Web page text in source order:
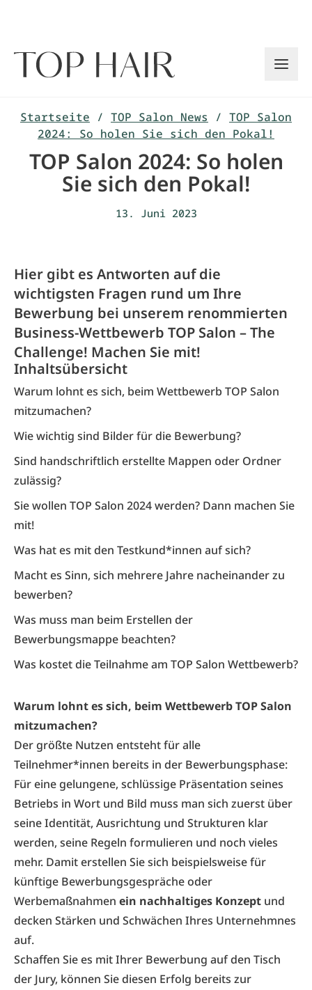
Startseite / TOP Salon News / TOP Salon
2024: So holen Sie sich den Pokal!
TOP Salon 2024: So holen
Sie sich den Pokal!
13. Juni 2023
Hier gibt es Antworten auf die
wichtigsten Fragen rund um Ihre
Bewerbung bei unserem renommierten
Business-Wettbewerb TOP Salon – The
Challenge! Machen Sie mit!
Inhaltsübersicht
Warum lohnt es sich, beim Wettbewerb TOP Salon
mitzumachen?
Wie wichtig sind Bilder für die Bewerbung?
Sind handschriftlich erstellte Mappen oder Ordner
zulässig?
Sie wollen TOP Salon 2024 werden? Dann machen Sie
mit!
Was hat es mit den Testkund*innen auf sich?
Macht es Sinn, sich mehrere Jahre nacheinander zu
bewerben?
Was muss man beim Erstellen der
Bewerbungsmappe beachten?
Was kostet die Teilnahme am TOP Salon Wettbewerb?
Warum lohnt es sich, beim Wettbewerb TOP Salon
mitzumachen?
Der größte Nutzen entsteht für alle
Teilnehmer*innen bereits in der Bewerbungsphase:
Für eine gelungene, schlüssige Präsentation seines
Betriebs in Wort und Bild muss man sich zuerst über
seine Identität, Ausrichtung und Strukturen klar
werden, seine Regeln formulieren und noch vieles
mehr. Damit erstellen Sie sich beispielsweise für
künftige Bewerbungsgespräche oder
Werbemaßnahmen ein nachhaltiges Konzept und
decken Stärken und Schwächen Ihres Unternehmnes
auf.
Schaffen Sie es mit Ihrer Bewerbung auf den Tisch
der Jury, können Sie diesen Erfolg bereits zur